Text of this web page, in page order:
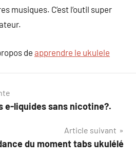
musiques. C’est l’outil super
de apprendre le ukulele
e-liquides sans nicotine?.
Article suivant
du moment tabs ukulélé